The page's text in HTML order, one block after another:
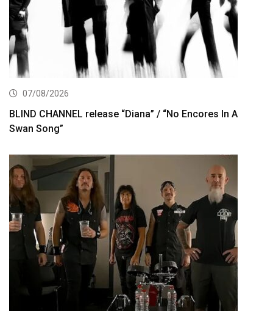
07/08/2026
BLIND CHANNEL release “Diana” / “No Encores In A
Swan Song”